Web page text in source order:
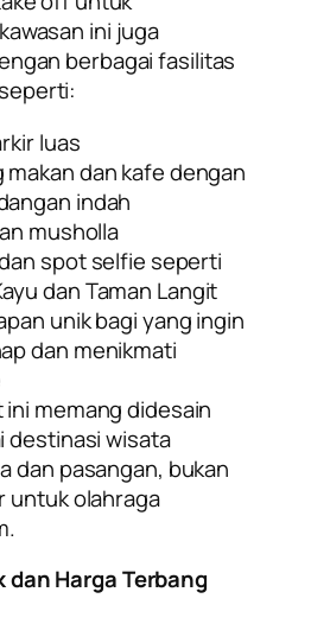
ini juga
berbagai fasilitas
luas
makan dan kafe dengan
indah
musholla
spot selfie seperti
dan Taman Langit
unik bagi yang ingin
dan menikmati
ini memang didesain
destinasi wisata
dan pasangan, bukan
untuk olahraga
dan Harga Terbang